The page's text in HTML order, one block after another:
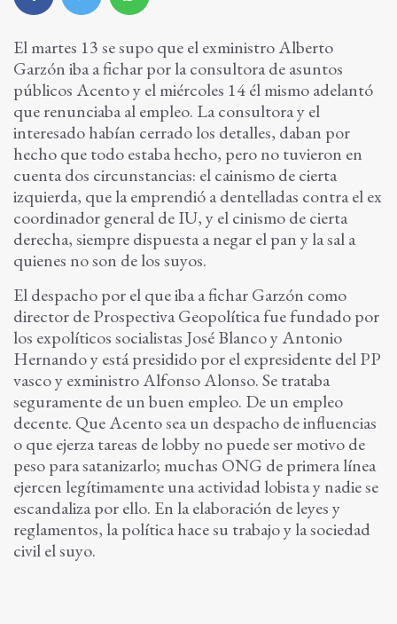
El martes 13 se supo que el exministro Alberto
Garzón iba a fichar por la consultora de asuntos
públicos Acento y el miércoles 14 él mismo adelantó
que renunciaba al empleo. La consultora y el
interesado habían cerrado los detalles, daban por
hecho que todo estaba hecho, pero no tuvieron en
cuenta dos circunstancias: el cainismo de cierta
izquierda, que la emprendió a dentelladas contra el ex
coordinador general de IU, y el cinismo de cierta
derecha, siempre dispuesta a negar el pan y la sal a
quienes no son de los suyos.
El despacho por el que iba a fichar Garzón como
director de Prospectiva Geopolítica fue fundado por
los expolíticos socialistas José Blanco y Antonio
Hernando y está presidido por el expresidente del PP
vasco y exministro Alfonso Alonso. Se trataba
seguramente de un buen empleo. De un empleo
decente. Que Acento sea un despacho de influencias
o que ejerza tareas de lobby no puede ser motivo de
peso para satanizarlo; muchas ONG de primera línea
ejercen legítimamente una actividad lobista y nadie se
escandaliza por ello. En la elaboración de leyes y
reglamentos, la política hace su trabajo y la sociedad
civil el suyo.